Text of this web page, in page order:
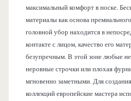
максимальный комфорт в носке.
материалы как основа
головной убор находится в
контакте с лицом, качество его
безупречным. В этой зоне любые
неровные строчки или плохая
мгновенно заметными. Для
коллекций европейские мастера